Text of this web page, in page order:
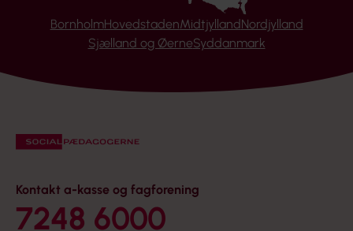
BornholmHovedstadenMidtjyllandNordjylland
Sjælland og ØerneSyddanmark
Kontakt a-kasse og fagforening
7248 6000